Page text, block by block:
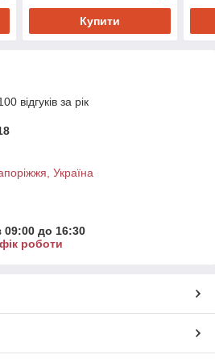
Купити
відгуків за рік
Україна
09:00 до 16:30
роботи